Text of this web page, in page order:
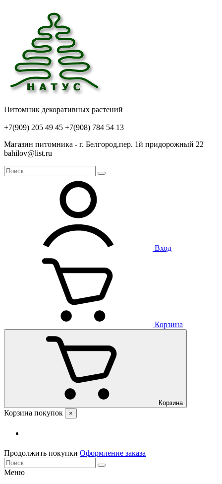
Питомник декоративных растений
+7(909) 205 49 45 +7(908) 784 54 13
Магазин питомника - г. Белгород,пер. 1й придорожный 22
bahilov@list.ru
Вход
Корзина
Корзина
Корзина покупок ×
Продолжить покупки Оформление заказа
Меню